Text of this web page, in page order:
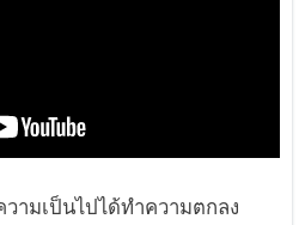
ามเป็นไปได้ทำความตกลง